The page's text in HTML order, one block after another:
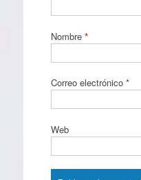
Nombre *
Correo electrónico *
Web